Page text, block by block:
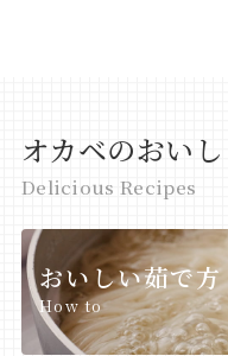
オカベのおい
Delicious Recipes
おいしい茹で方
How to